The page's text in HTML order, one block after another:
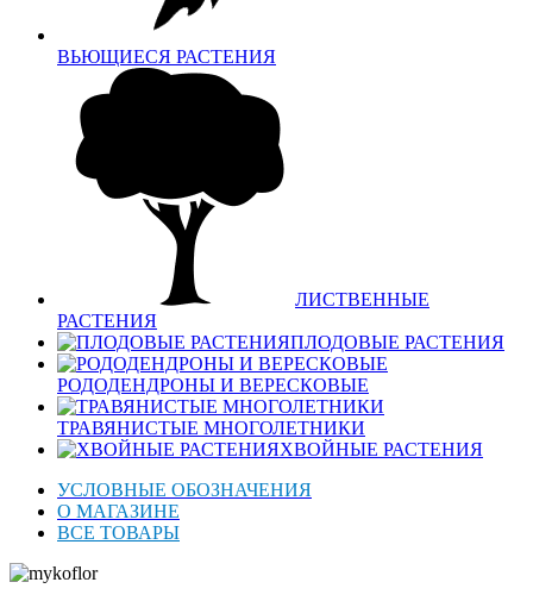
ВЬЮЩИЕСЯ РАСТЕНИЯ
ЛИСТВЕННЫЕ
РАСТЕНИЯ
ПЛОДОВЫЕ РАСТЕНИЯ
РОДОДЕНДРОНЫ И ВЕРЕСКОВЫЕ
ТРАВЯНИСТЫЕ МНОГОЛЕТНИКИ
ХВОЙНЫЕ РАСТЕНИЯ
УСЛОВНЫЕ ОБОЗНАЧЕНИЯ
О МАГАЗИНЕ
ВСЕ ТОВАРЫ